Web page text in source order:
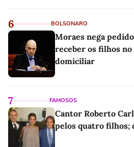
6 BOLSONARO
Moraes nega
receber os filhos no
domiciliar
7 FAMOSOS
Cantor Roberto
pelos quatro filhos;